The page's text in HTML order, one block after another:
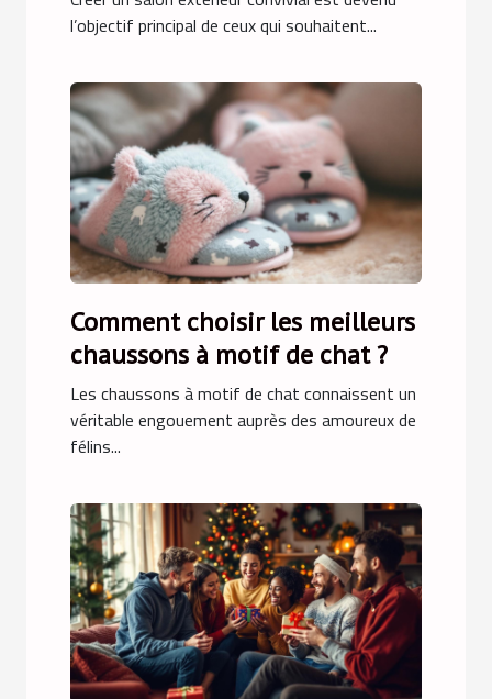
l’objectif principal de ceux qui souhaitent...
Comment choisir les meilleurs
chaussons à motif de chat ?
Les chaussons à motif de chat connaissent un
véritable engouement auprès des amoureux de
félins...